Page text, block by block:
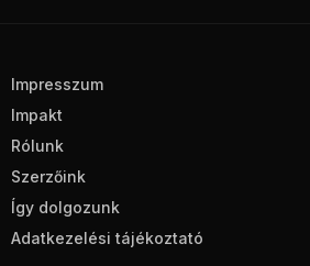
Impresszum
Impakt
Rólunk
Szerzőink
Így dolgozunk
Adatkezelési tájékoztató